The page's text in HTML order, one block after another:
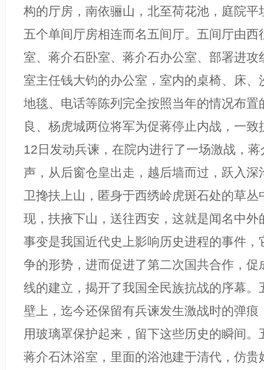
构的厅房，南依骊山，北至荷花池，庭院平
五个单间厅房相连而名五间厅。五间厅由西
室、蒋介石卧室、蒋介石办公室、部署进攻
室主任钱大钧的办公室，室内的桌椅、床、
地毯、电话等陈列完全按照当年的情况布置
良、杨虎城两位将军为促蒋停止内战，一
12日发动兵谏，在院内进行了一场激战，
声，从后窗仓皇出走，越后墙而过，跃入深
卫搀扶上山，匿身于西绣岭虎斑石处的草丛
现，扶掖下山，送往西安，这就是闻名中外
事变是我国近代史上影响历史进程的事件，
争的形势，进而促进了第二次国共合作，促
线的建立，揭开了我国全民族抗战的序幕。
壁上，迄今还保留有兵谏发生激战时的弹痕
用玻璃罩保护起来，留下这些历史的瞬间。
蒋介石沐浴室，里面的浴池建于清代，仿贵